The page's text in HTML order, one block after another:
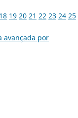
18 19 20 21 22 23 24 25
avançada por